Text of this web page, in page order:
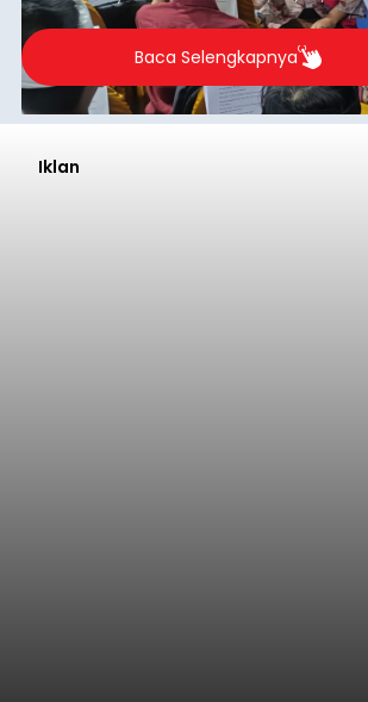
berlangsung selama Agustus hingga
2026.
Baca Selengkapnya
Iklan